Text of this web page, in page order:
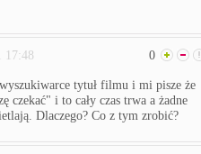
17:48 0
tytuł filmu i mi pisze że
czekać" i to cały czas trwa a żadne
Dlaczego? Co z tym zrobić?